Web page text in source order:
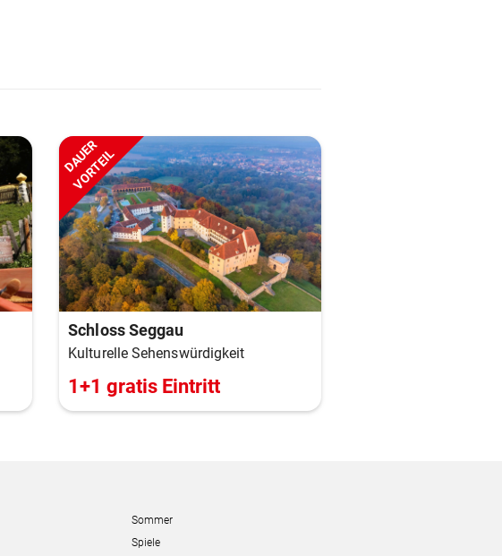
DAUER
VORTEIL
Schloss Seggau
Kulturelle Sehenswürdigkeit
1+1 gratis Eintritt
Sommer
Spiele